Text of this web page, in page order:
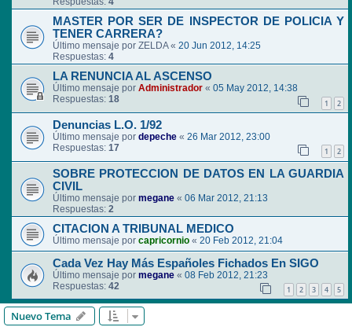
MASTER POR SER DE INSPECTOR DE POLICIA Y
TENER CARRERA?
Último mensaje por ZELDA« 20 Jun 2012, 14:25
Respuestas: 4
LA RENUNCIA AL ASCENSO
Último mensaje por Administrador « 05 May 2012, 14:38
Respuestas: 18 1 2
Denuncias L.O. 1/92
Último mensaje por depeche « 26 Mar 2012, 23:00
Respuestas: 17 1 2
SOBRE PROTECCION DE DATOS EN LA GUARDIA
CIVIL
Último mensaje por megane « 06 Mar 2012, 21:13
Respuestas: 2
CITACION A TRIBUNAL MEDICO
Último mensaje por capricornio « 20 Feb 2012, 21:04
Cada Vez Hay Más Españoles Fichados En SIGO
Último mensaje por megane « 08 Feb 2012, 21:23
Respuestas: 42 1 2 3 4 5
Nuevo Tema